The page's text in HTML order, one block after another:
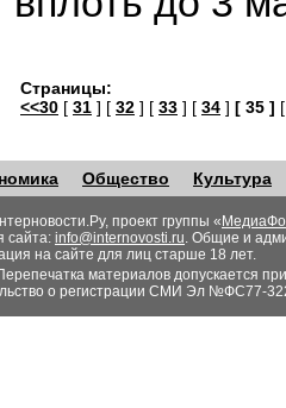
Страницы:
<<30 [ 31 ] [ 32 ] [ 33 ] [ 34 ] [ 35 ]
Общество Культура
проект группы «
сайта: info@internovosti.ru. Общие и
на сайте для лиц старше 18 лет.
материалов допускается
о регистрации СМИ Эл №ФС77-